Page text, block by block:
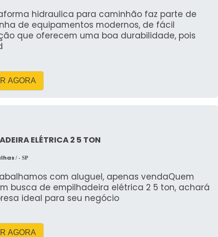
ambientais. Isso garante que o impacto
se compromete a seguir todas as
de resíduos, garantindo que o material
DE CAÇAMBA NA
de locação, desde a escolha do tamanho da
e economia para quem está realizando
da RH Guindastes, você obtém uma solução
custos com transporte e garantindo o
tempo e dinheiro, mas também ajuda a
hidraulica para caminhão faz parte de
de equipamentos modernos, de fácil
que oferecem uma boa durabilidade, pois
AGORA
ELÉTRICA 2 5 TON
/ - SP
com aluguel, apenas vendaQuem
busca de empilhadeira elétrica 2 5 ton, achará
ideal para seu negócio
AGORA